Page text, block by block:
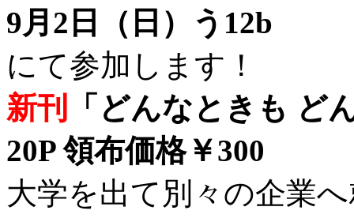
9月2日（日）う12b
にて参加します！
新刊
「どんなときも ど
20P 領布価格￥300
大学を出て別々の企業